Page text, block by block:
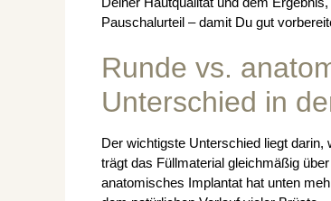
Pauschalurteil – damit Du gut
Runde vs.
Unterschied in
Der wichtigste Unterschied liegt
trägt das Füllmaterial gleichmäßig
anatomisches Implantat hat unten